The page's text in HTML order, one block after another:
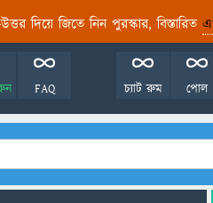
দিয়ে জিতে নিন পুরস্কার, বিস্তারিত
FAQ পোল
চ্যাট রুম